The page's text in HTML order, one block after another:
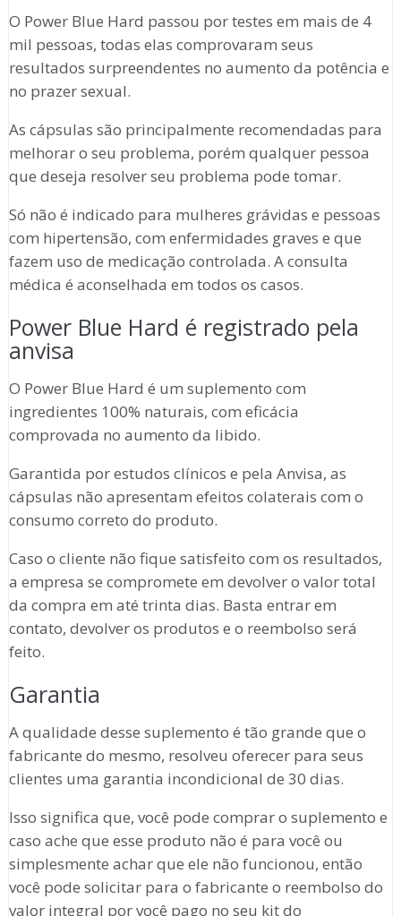
O Power Blue Hard passou por testes em mais de 4
mil pessoas, todas elas comprovaram seus
resultados surpreendentes no aumento da potência e
no prazer sexual.
As cápsulas são principalmente recomendadas para
melhorar o seu problema, porém qualquer pessoa
que deseja resolver seu problema pode tomar.
Só não é indicado para mulheres grávidas e pessoas
com hipertensão, com enfermidades graves e que
fazem uso de medicação controlada. A consulta
médica é aconselhada em todos os casos.
Power Blue Hard é registrado pela
anvisa
O Power Blue Hard é um suplemento com
ingredientes 100% naturais, com eficácia
comprovada no aumento da libido.
Garantida por estudos clínicos e pela Anvisa, as
cápsulas não apresentam efeitos colaterais com o
consumo correto do produto.
Caso o cliente não fique satisfeito com os resultados,
a empresa se compromete em devolver o valor total
da compra em até trinta dias. Basta entrar em
contato, devolver os produtos e o reembolso será
feito.
Garantia
A qualidade desse suplemento é tão grande que o
fabricante do mesmo, resolveu oferecer para seus
clientes uma garantia incondicional de 30 dias.
Isso significa que, você pode comprar o suplemento e
caso ache que esse produto não é para você ou
simplesmente achar que ele não funcionou, então
você pode solicitar para o fabricante o reembolso do
valor integral por você pago no seu kit do